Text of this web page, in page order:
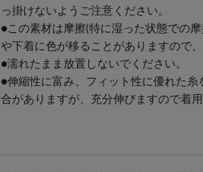
っ掛けないようご注意ください。
●この素材は摩擦(特に湿った状態での
や下着に色が移ることがありますので、
●濡れたまま放置しないでください。
●伸縮性に富み、フィット性に優れた
合がありますが、充分伸びますので着